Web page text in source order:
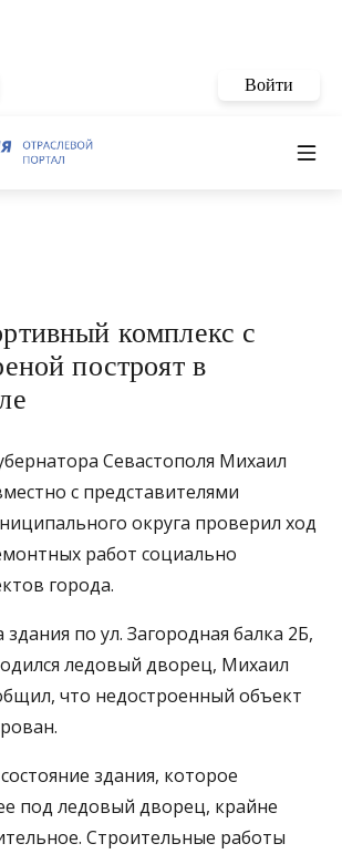
Войти
комплекс с
построят в
Севастополя Михаил
с представителями
округа проверил ход
работ социально
города.
по ул. Загородная балка 2Б,
ледовый дворец, Михаил
что недостроенный объект
здания, которое
под ледовый дворец, крайне
Строительные работы